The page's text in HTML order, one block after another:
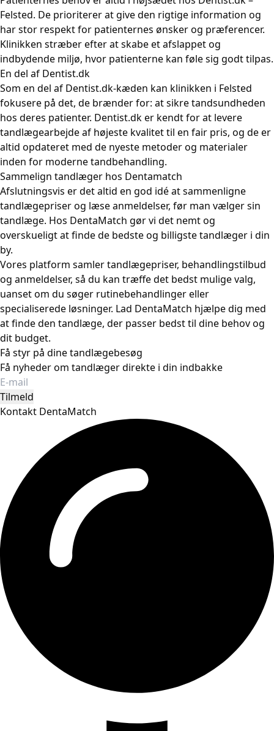
Felsted. De prioriterer at give den rigtige information og
har stor respekt for patienternes ønsker og præferencer.
Klinikken stræber efter at skabe et afslappet og
indbydende miljø, hvor patienterne kan føle sig godt tilpas.
En del af Dentist.dk
Som en del af Dentist.dk-kæden kan klinikken i Felsted
fokusere på det, de brænder for: at sikre tandsundheden
hos deres patienter. Dentist.dk er kendt for at levere
tandlægearbejde af højeste kvalitet til en fair pris, og de er
altid opdateret med de nyeste metoder og materialer
inden for moderne tandbehandling.
Sammelign tandlæger hos Dentamatch
Afslutningsvis er det altid en god idé at sammenligne
tandlægepriser og læse anmeldelser, før man vælger sin
tandlæge. Hos DentaMatch gør vi det nemt og
overskueligt at finde de bedste og billigste tandlæger i din
by.
Vores platform samler tandlægepriser, behandlingstilbud
og anmeldelser, så du kan træffe det bedst mulige valg,
uanset om du søger rutinebehandlinger eller
specialiserede løsninger. Lad DentaMatch hjælpe dig med
at finde den tandlæge, der passer bedst til dine behov og
dit budget.
Få styr på dine tandlægebesøg
Få nyheder om tandlæger direkte i din indbakke
Tilmeld
Kontakt DentaMatch